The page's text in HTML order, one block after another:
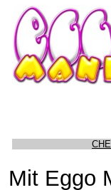
Mit Eggo